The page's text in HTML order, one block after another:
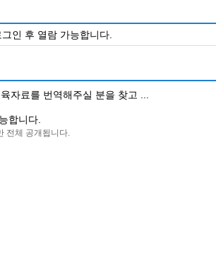
그인 후 열람 가능합니다.
자료를 번역해주실 분을 찾고 ...
합니다.
전체 공개됩니다.